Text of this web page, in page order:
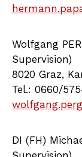
Wolfgang
Supervision)
8020 Graz,
Tel.: 0660/
DI (FH)